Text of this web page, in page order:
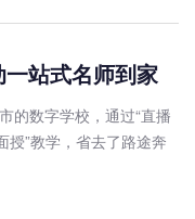
站式名师到家
的数字学校，通过“直播
授”教学，省去了路途奔